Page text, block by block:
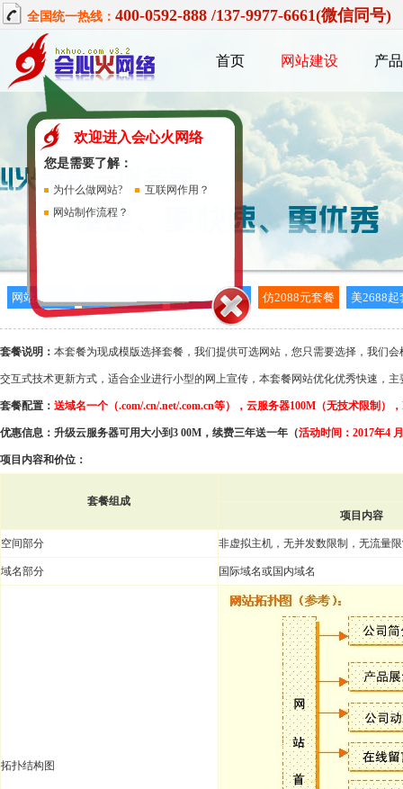
全国统一热线： 400-0592-888 /137-9977-6661(微信同号)
首页 网站建设 产
欢迎进入会心火网络
您是需要了解：
为什么做网站?
互联网作用？
网站制作流程？
网站总报价 仿1688元套餐 仿2088元套餐 美2688起
套餐说明： 本套餐为现成模版选择套餐，我们提供可选网站，您只需要选择，我们
交互式技术更新方式，适合企业进行小型的网上宣传，本套餐网站优化优秀快速，
套餐配置： 送域名一个（.com/.cn/.net/.com.cn等），云服务器100M（无技术限制
优惠信息：升级云服务器可用大小到3 00M，续费三年送一年（活动时间：2017年4
项目内容和价位：
套餐组成
项目内容
空间部分 非虚拟主机，无并发数限制，无流量
域名部分 国际域名或国内域名
拓扑结构图